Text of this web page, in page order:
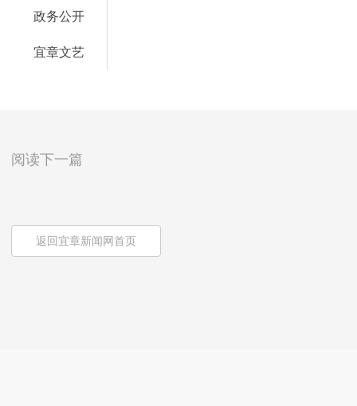
政务公开
宜章文艺
阅读下一篇
返回宜章新闻网首页